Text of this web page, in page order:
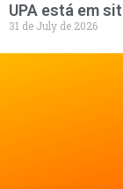
UPA está em
31 de July de 2026